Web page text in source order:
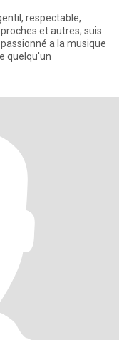
respectable,
et autres; suis
a la musique
quelqu'un